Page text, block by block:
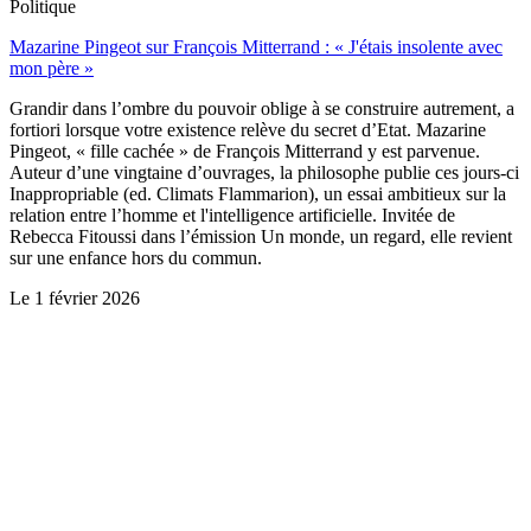
Politique
Mazarine Pingeot sur François Mitterrand : « J'étais insolente avec
mon père »
Grandir dans l’ombre du pouvoir oblige à se construire autrement, a
fortiori lorsque votre existence relève du secret d’Etat. Mazarine
Pingeot, « fille cachée » de François Mitterrand y est parvenue.
Auteur d’une vingtaine d’ouvrages, la philosophe publie ces jours-ci
Inappropriable (ed. Climats Flammarion), un essai ambitieux sur la
relation entre l’homme et l'intelligence artificielle. Invitée de
Rebecca Fitoussi dans l’émission Un monde, un regard, elle revient
sur une enfance hors du commun.
Le 1 février 2026